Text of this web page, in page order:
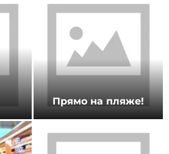
Прямо на пляже!